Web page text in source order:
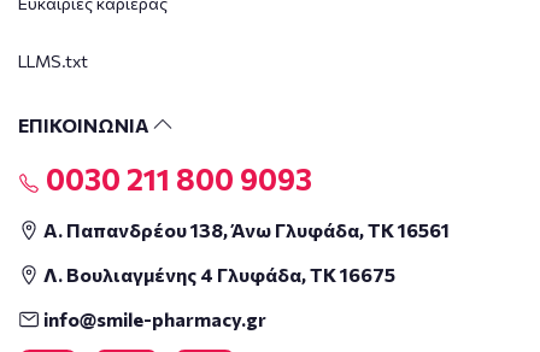
LLMS.txt
ΕΠΙΚΟΙΝΩΝΙΑ
0030 211 800 9093
Α. Παπανδρέου 138, Άνω Γλυφάδα, ΤΚ 16561
Λ. Βουλιαγμένης 4 Γλυφάδα, ΤΚ 16675
info@smile-pharmacy.gr